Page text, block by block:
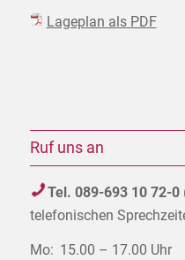
Lageplan als PDF
Ruf uns an
Tel. 089-693 10 72-0
telefonischen
Mo: 15.00 – 17.00 Uhr